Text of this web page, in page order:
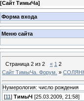
[Сайт ТимыЧа]
Форма входа
Меню сайта
Страница 2 из 2 « 1 2
Сайт ТимыЧа. Форум. »
Нумерология: число рождения
[11 ] ТимыЧ [25.03.2009, 21:58]